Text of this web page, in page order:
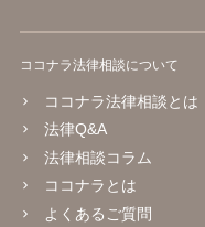
ココナラ法律相談について
ココナラ法律相談とは
法律Q&A
法律相談コラム
ココナラとは
よくあるご質問